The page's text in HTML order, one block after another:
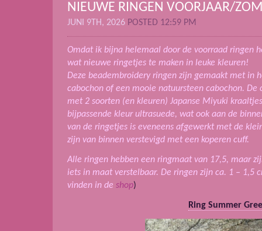
NIEUWE RINGEN VOORJAAR/
JUNI 9TH, 2026 POSTED 12:59 PM
Omdat ik bijna helemaal door de voorraad ringen
wat nieuwe ringetjes te maken in leuke kleuren!
Deze beadembroidery ringen zijn gemaakt met in
cabochon of een mooie natuursteen cabochon. De
met 2 soorten (en kleuren) Japanse Miyuki
bijpassende kleur ultrasuede, wat ook aan de
van de ringetjes is eveneens afgewerkt met de
zijn van binnen verstevigd met een koperen cuff.
Alle ringen hebben een ringmaat van 17,5, maar
iets in maat verstelbaar. De ringen zijn ca. 1 – 1,5
vinden in de shop)
Ring Summer